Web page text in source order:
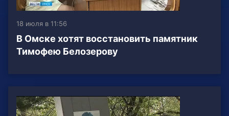
18 июля в 11:56
В Омске хотят восстановить памятник
Тимофею Белозерову